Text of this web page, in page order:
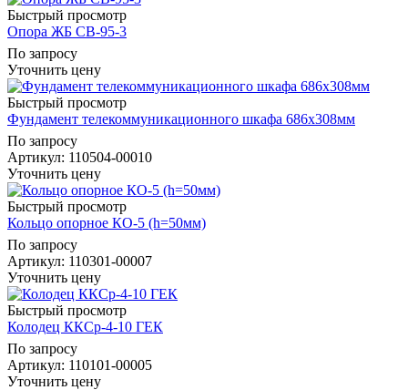
Быстрый просмотр
Опора ЖБ СВ-95-3
По запросу
Уточнить цену
Быстрый просмотр
Фундамент телекоммуникационного шкафа 686х308мм
По запросу
Артикул: 110504-00010
Уточнить цену
Быстрый просмотр
Кольцо опорное КО-5 (h=50мм)
По запросу
Артикул: 110301-00007
Уточнить цену
Быстрый просмотр
Колодец ККСр-4-10 ГЕК
По запросу
Артикул: 110101-00005
Уточнить цену